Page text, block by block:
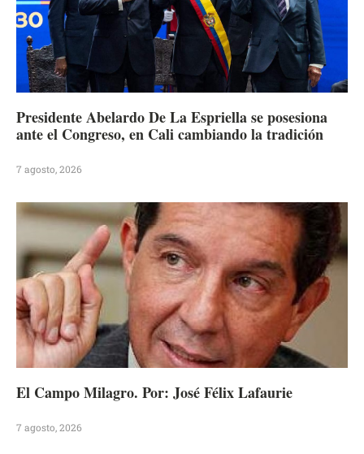
Presidente Abelardo De La Espriella se posesiona
ante el Congreso, en Cali cambiando la tradición
7 agosto, 2026
El Campo Milagro. Por: José Félix Lafaurie
7 agosto, 2026